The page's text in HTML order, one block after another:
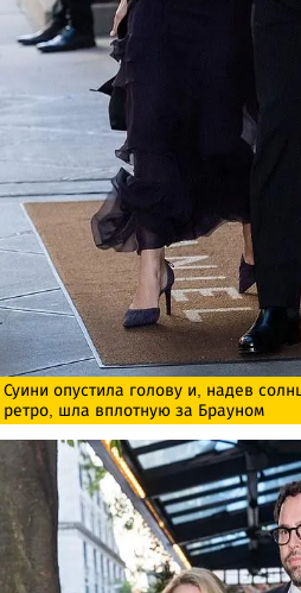
Суини опустила голову и, надев
ретро, ​​шла вплотную за Брауном